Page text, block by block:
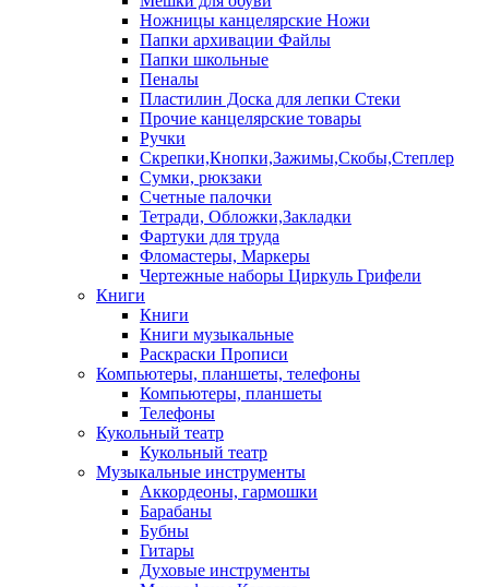
Ножницы канцелярские Ножи
Папки архивации Файлы
Папки школьные
Пеналы
Пластилин Доска для лепки Стеки
Прочие канцелярские товары
Ручки
Скрепки,Кнопки,Зажимы,Скобы,Степлер
Сумки, рюкзаки
Счетные палочки
Тетради, Обложки,Закладки
Фартуки для труда
Фломастеры, Маркеры
Чертежные наборы Циркуль Грифели
Книги
Книги
Книги музыкальные
Раскраски Прописи
Компьютеры, планшеты, телефоны
Компьютеры, планшеты
Телефоны
Кукольный театр
Кукольный театр
Музыкальные инструменты
Аккордеоны, гармошки
Барабаны
Бубны
Гитары
Духовые инструменты